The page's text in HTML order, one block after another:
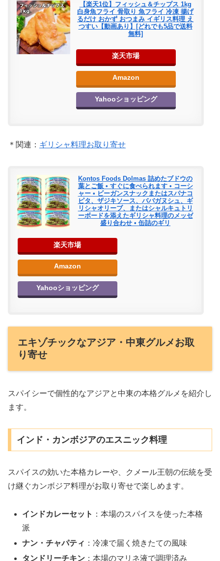
【楽天1位】フィッシュ＆チップス 1kg
白身魚フライ 骨取り 魚フライ 冷凍 揚げ
るだけ おかず おつまみ イギリス料理 え
つすい【動画あり】[どれでも5品で送料
無料]
楽天市場
Amazon
Yahooショッピング
＊関連： ギリシャ料理お取り寄せ
Kontos Foods Dolmas 詰めたブドウの
葉とご飯 • すぐに食べられます • コーシ
ャー • ビーガンスナックまたはスパナコ
ピタ、ザジキソース、ババガヌシュ、ギ
リシャオリーブ、またはシャルキュトリ
ーボードを添えたギリシャ料理のメッゼ
盛り合わせ • 缶詰のギリ
楽天市場
Amazon
Yahooショッピング
エキゾチックなアジア・中東グルメお取
り寄せ
スパイシーで個性的なアジアと中東の本格グルメを紹介し
ます。
インド・カンボジアのエスニック料理
スパイスの効いた本格カレーや、クメール王朝の伝統を受
け継ぐカンボジア料理がお取り寄せで楽しめます。
インドカレーセット ：本場のスパイスを使った本格
派
ナン・チャパティ ：冷凍で届く焼きたての風味
タンドリーチキン ：本場のマリネ液で調理済み